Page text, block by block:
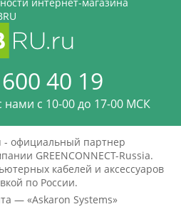
40 19
нами c 10-00 до 17-00 МСК
- официальный партнер
GREENCONNECT-Russia.
кабелей и аксессуаров
по России.
— «Askaron Systems»